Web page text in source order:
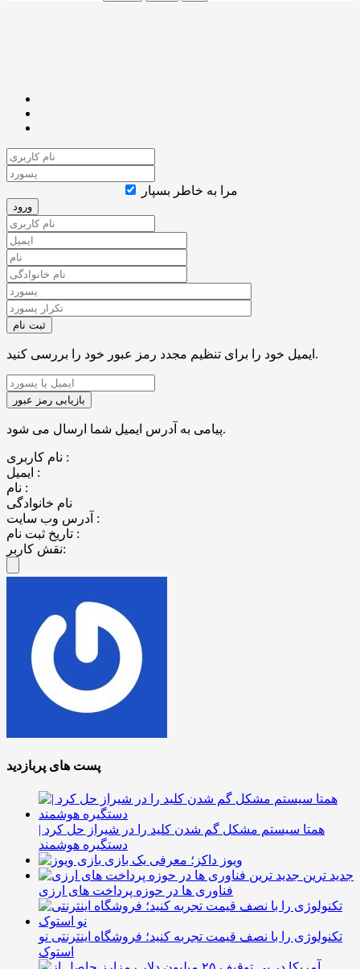
مرا به خاطر بسپار
ایمیل خود را برای تنظیم مجدد رمز عبور خود را بررسی کنید.
پیامی به آدرس ایمیل شما ارسال می شود.
نام کاربری :
ایمیل :
نام :
نام خانوادگی
آدرس وب سایت :
تاریخ ثبت نام :
نقش کاربر:
پست های پربازدید
همتا سیستم مشکل گم شدن کلید را در شیراز حل کرد |
دستگیره هوشمند
ویوز داکز؛ معرفی یک بازی
جدید ترین
فناوری ها در حوزه پرداخت های ارزی
تکنولوژی را با نصف قیمت تجربه کنید؛ فروشگاه اینترنتی نو
استوک